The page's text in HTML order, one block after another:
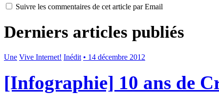
Suivre les commentaires de cet article par Email
Derniers articles publiés
Une Vive Internet! Inédit • 14 décembre 2012
[Infographie] 10 ans de